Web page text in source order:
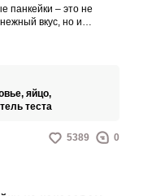
панкейки – это не
вкус, но и
идеального завтрака.
яйцо,
теста
5389 0